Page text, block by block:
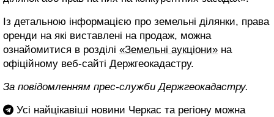
Із детальною інформацією про земельні ділянки, права
оренди на які виставлені на продаж, можна
ознайомитися в розділі «Земельні аукціони» на
офіційному веб-сайті Держгеокадастру.
За повідомленням прес-служби Держгеокадастру.
Усі найцікавіші новини Черкас та регіону можна